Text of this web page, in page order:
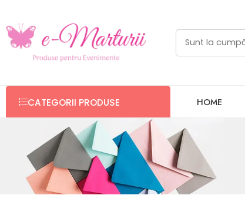
CATEGORII PRODUSE HOME